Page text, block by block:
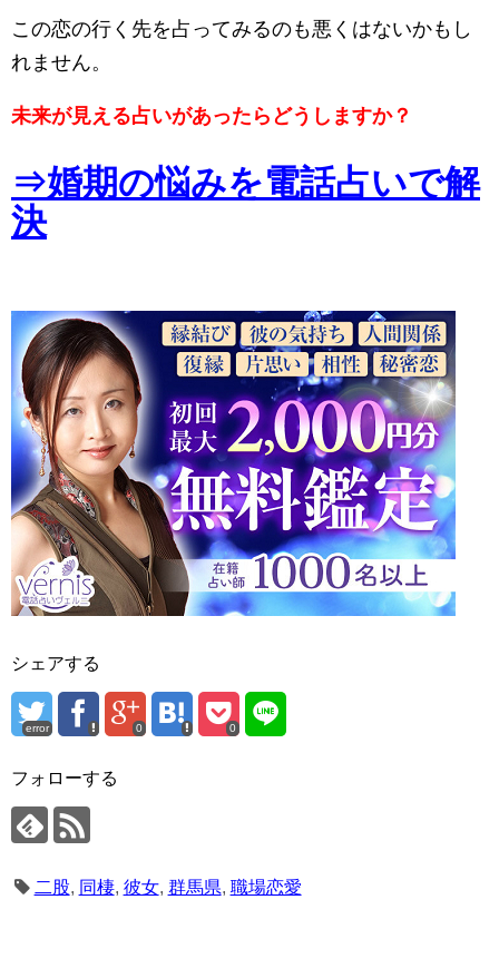
この恋の行く先を占ってみるのも悪くはないかもし
れません。
未来が見える占いがあったらどうしますか？
⇒婚期の悩みを電話占いで解
決
シェアする
error 0 0
フォローする
二股, 同棲, 彼女, 群馬県, 職場恋愛